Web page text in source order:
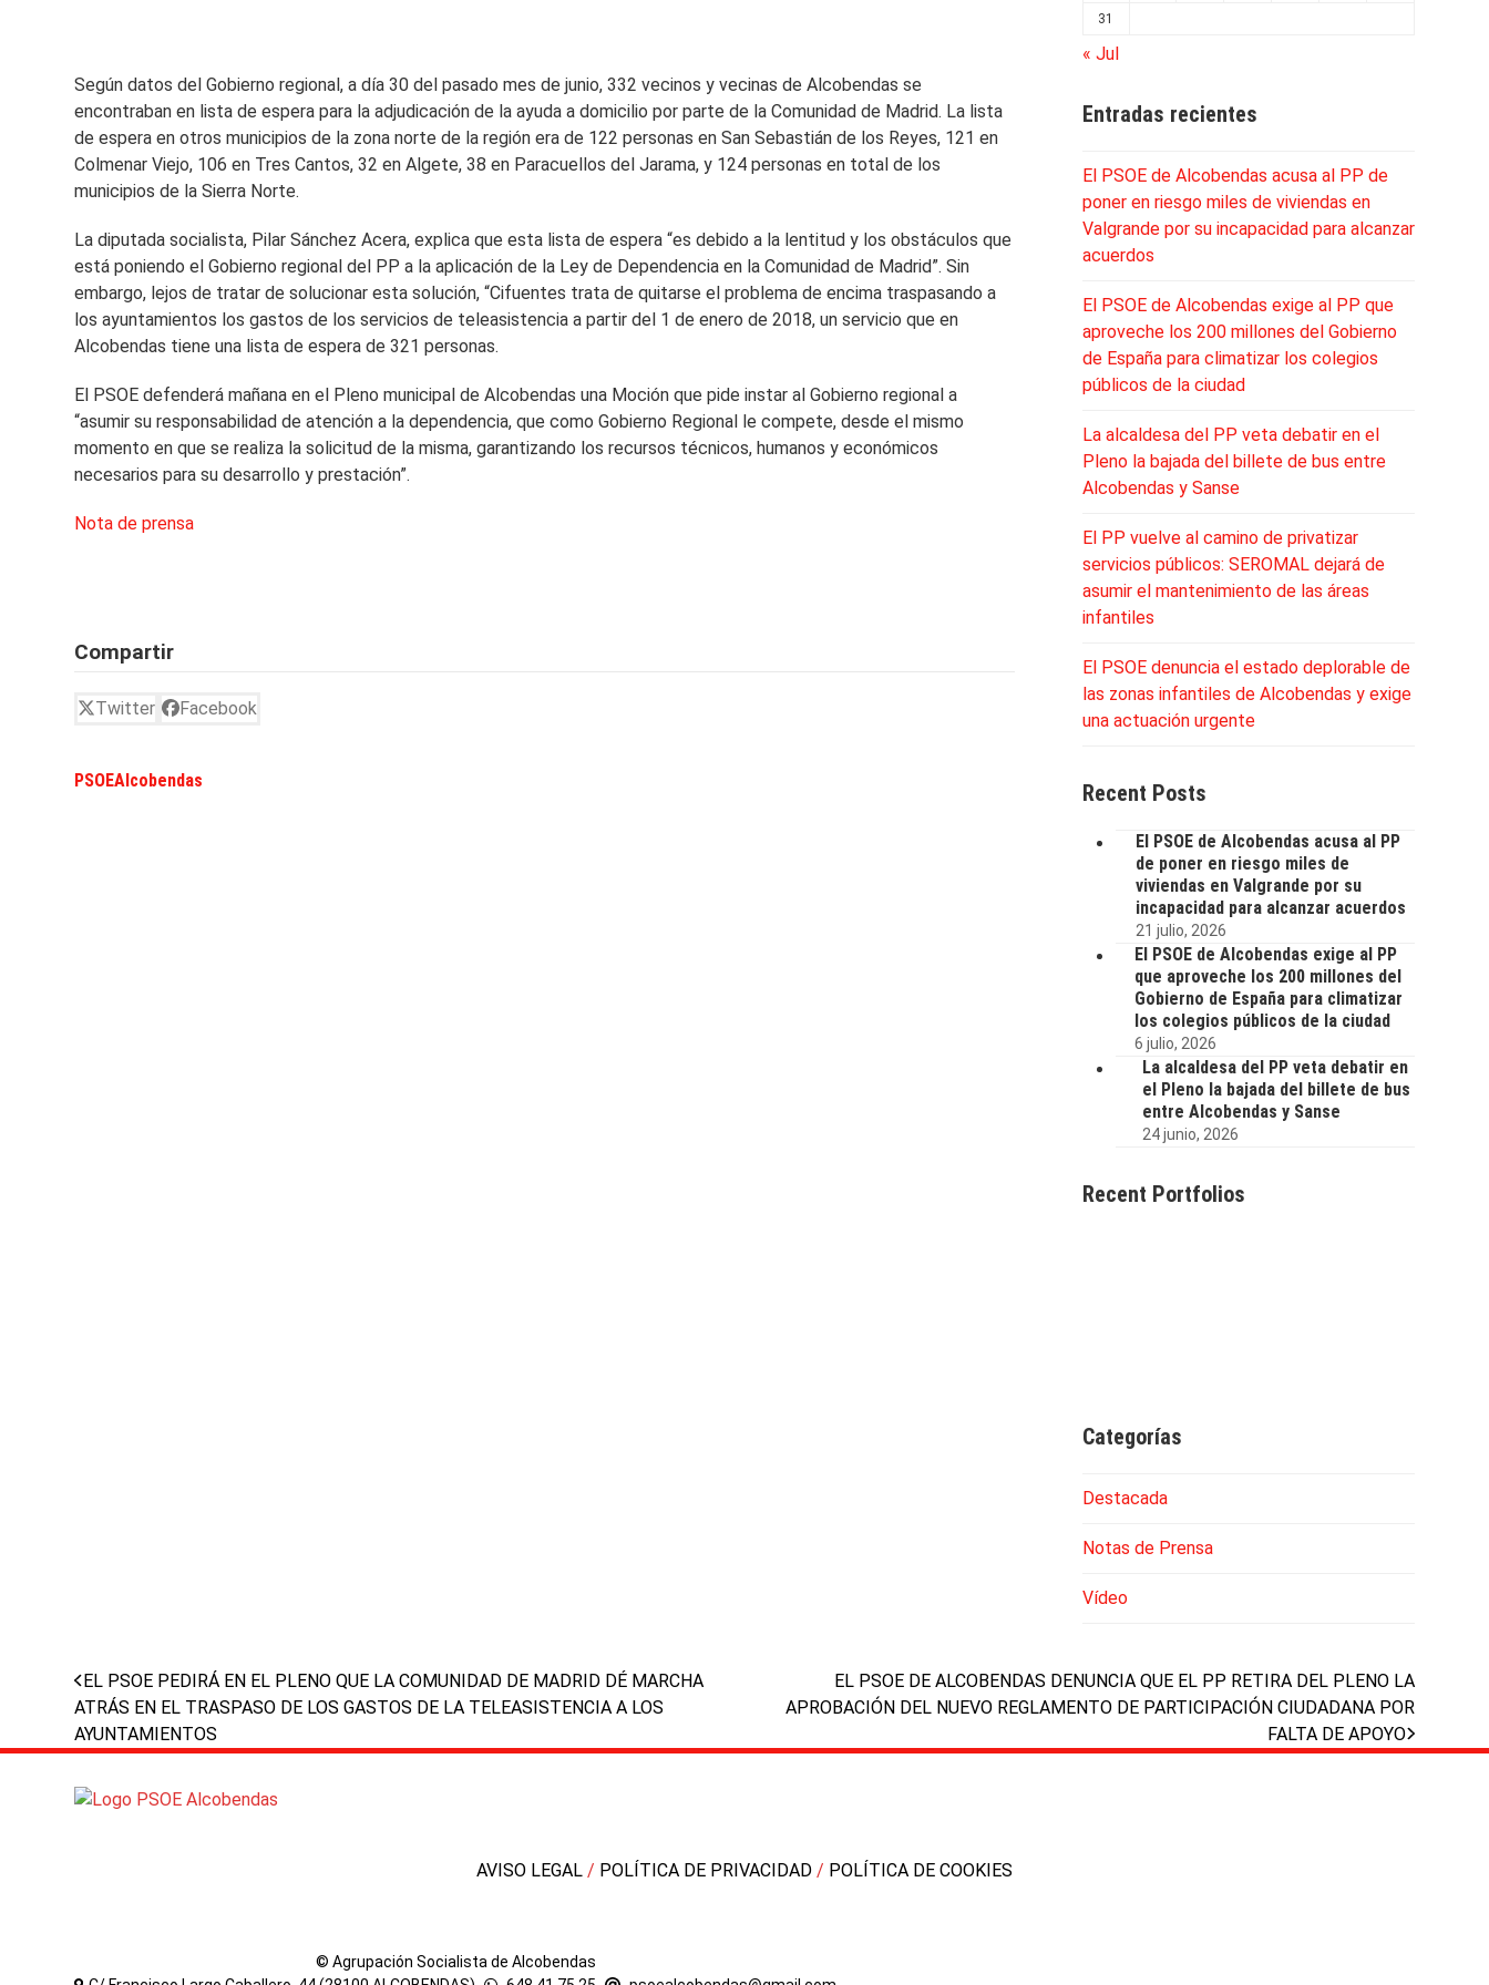
Según datos del Gobierno regional, a día 30 del pasado mes de junio, 332 vecinos y vecinas de Alcobendas se
encontraban en lista de espera para la adjudicación de la ayuda a domicilio por parte de la Comunidad de Madrid. La lista
de espera en otros municipios de la zona norte de la región era de 122 personas en San Sebastián de los Reyes, 121 en
Colmenar Viejo, 106 en Tres Cantos, 32 en Algete, 38 en Paracuellos del Jarama, y 124 personas en total de los
municipios de la Sierra Norte.
La diputada socialista, Pilar Sánchez Acera, explica que esta lista de espera “es debido a la lentitud y los obstáculos que
está poniendo el Gobierno regional del PP a la aplicación de la Ley de Dependencia en la Comunidad de Madrid”. Sin
embargo, lejos de tratar de solucionar esta solución, “Cifuentes trata de quitarse el problema de encima traspasando a
los ayuntamientos los gastos de los servicios de teleasistencia a partir del 1 de enero de 2018, un servicio que en
Alcobendas tiene una lista de espera de 321 personas.
El PSOE defenderá mañana en el Pleno municipal de Alcobendas una Moción que pide instar al Gobierno regional a
“asumir su responsabilidad de atención a la dependencia, que como Gobierno Regional le compete, desde el mismo
momento en que se realiza la solicitud de la misma, garantizando los recursos técnicos, humanos y económicos
necesarios para su desarrollo y prestación”.
Nota de prensa
Compartir
Twitter Facebook
PSOEAlcobendas
31
« Jul
Entradas recientes
El PSOE de Alcobendas acusa al PP de
poner en riesgo miles de viviendas en
Valgrande por su incapacidad para alcanzar
acuerdos
El PSOE de Alcobendas exige al PP que
aproveche los 200 millones del Gobierno
de España para climatizar los colegios
públicos de la ciudad
La alcaldesa del PP veta debatir en el
Pleno la bajada del billete de bus entre
Alcobendas y Sanse
El PP vuelve al camino de privatizar
servicios públicos: SEROMAL dejará de
asumir el mantenimiento de las áreas
infantiles
El PSOE denuncia el estado deplorable de
las zonas infantiles de Alcobendas y exige
una actuación urgente
Recent Posts
El PSOE de Alcobendas acusa al PP
de poner en riesgo miles de
viviendas en Valgrande por su
incapacidad para alcanzar acuerdos
21 julio, 2026
El PSOE de Alcobendas exige al PP
que aproveche los 200 millones del
Gobierno de España para climatizar
los colegios públicos de la ciudad
6 julio, 2026
La alcaldesa del PP veta debatir en
el Pleno la bajada del billete de bus
entre Alcobendas y Sanse
24 junio, 2026
Recent Portfolios
Categorías
Destacada
Notas de Prensa
Vídeo
previous
post:
EL PSOE PEDIRÁ EN EL PLENO QUE LA COMUNIDAD DE MADRID DÉ MARCHA
ATRÁS EN EL TRASPASO DE LOS GASTOS DE LA TELEASISTENCIA A LOS
AYUNTAMIENTOS
next
post:
EL PSOE DE ALCOBENDAS DENUNCIA QUE EL PP RETIRA DEL PLENO LA
APROBACIÓN DEL NUEVO REGLAMENTO DE PARTICIPACIÓN CIUDADANA POR
FALTA DE APOYO
AVISO LEGAL / POLÍTICA DE PRIVACIDAD / POLÍTICA DE COOKIES
© Agrupación Socialista de Alcobendas